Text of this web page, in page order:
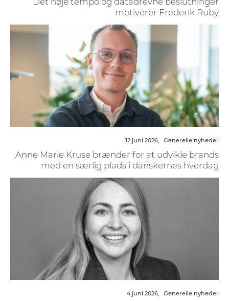
motiverer Frederik Ruby
12 juni 2026, Generelle nyheder
Anne Marie Kruse brænder for at udvikle brands
med en særlig plads i danskernes hverdag
4 juni 2026, Generelle nyheder